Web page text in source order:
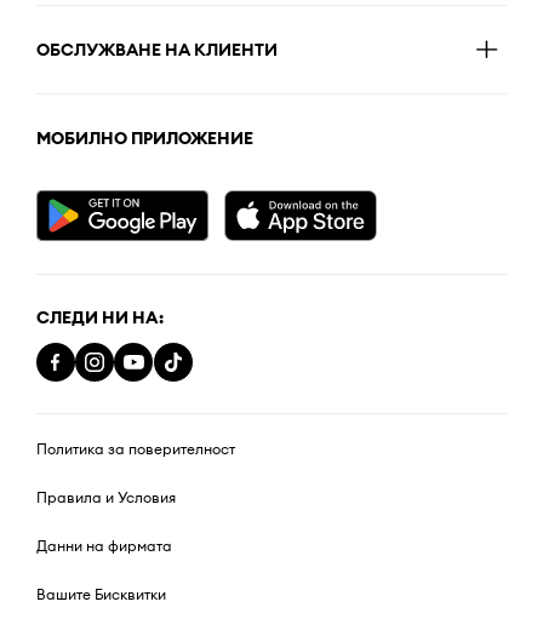
ОБСЛУЖВАНЕ НА КЛИЕНТИ
МОБИЛНО ПРИЛОЖЕНИЕ
СЛЕДИ НИ НА:
Политика за поверителност
Правила и Условия
Данни на фирмата
Вашите Бисквитки